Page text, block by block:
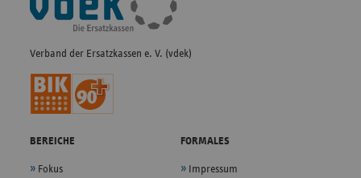
Navigation
Verband der Ersatzkassen e. V. (vdek)
BEREICHE
Fokus
FORMALES
Impressum